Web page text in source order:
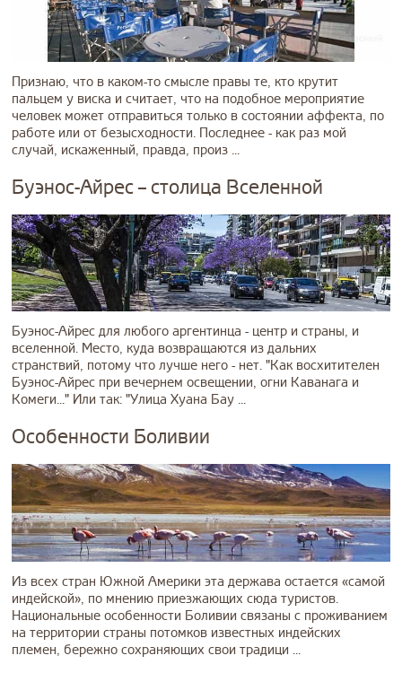
Признаю, что в каком-то смысле правы те, кто крутит
пальцем у виска и считает, что на подобное мероприятие
человек может отправиться только в состоянии аффекта, по
работе или от безысходности. Последнее - как раз мой
случай, искаженный, правда, произ ...
Буэнос-Айрес – столица Вселенной
Буэнос-Айрес для любого аргентинца - центр и страны, и
вселенной. Место, куда возвращаются из дальних
странствий, потому что лучше него - нет. "Как восхитителен
Буэнос-Айрес при вечернем освещении, огни Каванага и
Комеги..." Или так: "Улица Хуана Бау ...
Особенности Боливии
Из всех стран Южной Америки эта держава остается «самой
индейской», по мнению приезжающих сюда туристов.
Национальные особенности Боливии связаны с проживанием
на территории страны потомков известных индейских
племен, бережно сохраняющих свои традици ...